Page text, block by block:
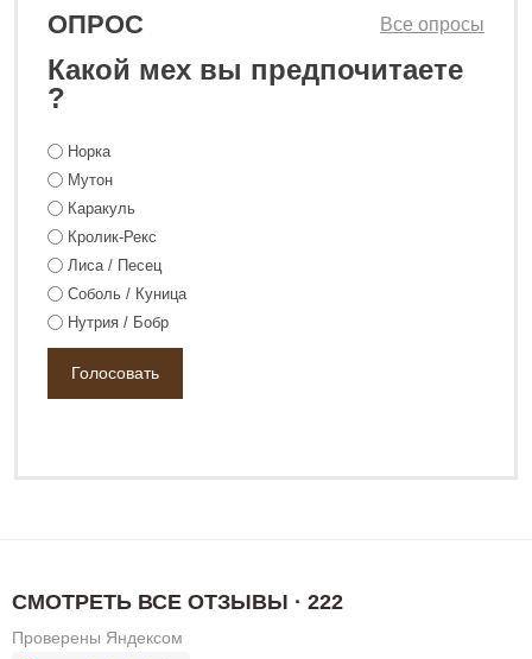
188 800 ₽
ОПРОС
Какой мех вы предпочитаете
?
Все опросы
Норка
Мутон
Каракуль
Кролик-Рекс
Лиса / Песец
Соболь / Куница
Нутрия / Бобр
СМОТРЕТЬ ВСЕ ОТЗЫВЫ · 222
Проверены Яндексом